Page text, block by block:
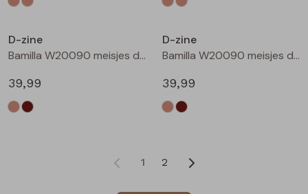
D-zine
Bamilla W20090 meisjes denim jack Kit
39,99
D-zine
Bamilla W20090 meisjes denim jack Bruin
39,99
1 2